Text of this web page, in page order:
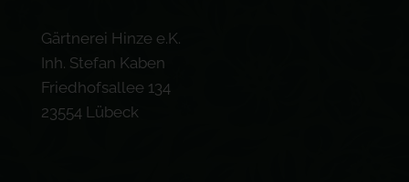
Gärtnerei Hinze e.K.
Inh. Stefan Kaben
Friedhofsallee 134
23554 Lübeck